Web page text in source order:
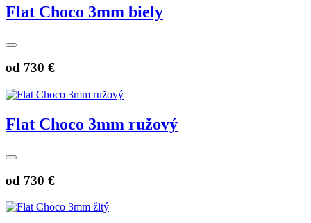
Flat Choco 3mm biely
od 730 €
Flat Choco 3mm ružový
od 730 €